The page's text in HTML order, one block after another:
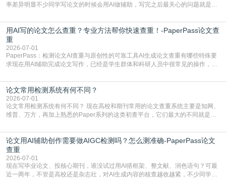
率差异明显不少同学写论文的时候会用AI做辅助，写完之后最关心的问题就是ai
实际情况和大家想的不太一样。AI训练依赖海量公开学术文献、网络内容，生成
内容本质是按照语义概率拼接已有内容，很容易和已发布的作品撞重复，甚至会
直接引用整段已有内容，所以查重率偏高是
用AI写的论文怎么查重？专业方法帮你快速查重！-PaperPass论文查
重
2026-07-01
PaperPass：检测论文AI查重与原创性的可靠工具AI生成论文查重有哪些特殊要
求现在用AI辅助完成论文写作，已经是学生群体和科研人员中很常见的操作，不
但很多人忽略了，AI生成的内容天生带有重复风险——训练AI的数据集本身就包
含大量已公开的学术内容、网络原创内容，AI输出内容时很容易无意识拼接出重
复片
论文常用检测系统有何不同？
2026-07-01
论文常用检测系统有何不同？ 现在高校和期刊常用的论文查重系统主要是知网、
维普、万方，再加上熟悉的Paper系列的这类初查平台，它们最大的不同就是数
查数值误导。知网（CNKI）是学校定稿检测的绝对主流。本科用PMLC，含大学
生联合比对库，能比历届学长论文，硕博用VIP/TMLC，含学术论文联合比对
库，期刊投稿用AMLMC/SML
论文用AI辅助创作需要做AIGC检测吗？怎么测准确-PaperPass论文
查重
2026-07-01
现在写毕业论文、投核心期刊，谁没试过用AI搭框架、整文献、润色语句？可最
近一两年，不管是高校还是杂志社，对AI生成内容的核查越收越紧，不少同学投